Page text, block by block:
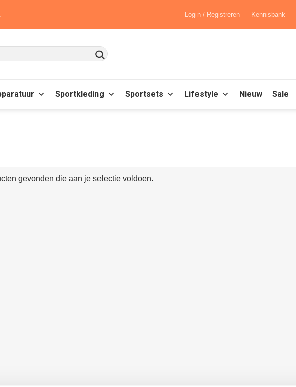
Login / Registreren Kennisbank
Sportkleding Sportsets Lifestyle Nieuw Sale
gevonden die aan je selectie voldoen.